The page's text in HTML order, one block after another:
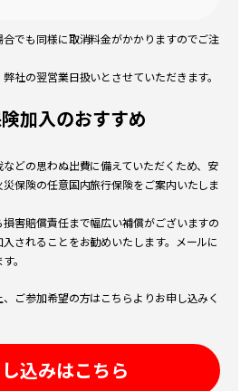
でも同様に取消料金がかかりますのでご注
社の翌営業日扱いとさせていただきます。
加入のおすすめ
どの思わぬ出費に備えていただくため、安
保険の任意国内旅行保険をご案内いたしま
害賠償責任まで幅広い補償がございますの
されることをお勧めいたします。メールに
。
ご参加希望の方はこちらよりお申し込みく
込みはこちら